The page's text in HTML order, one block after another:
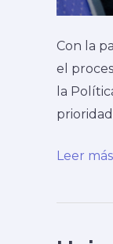
Con la
el
la
Leer